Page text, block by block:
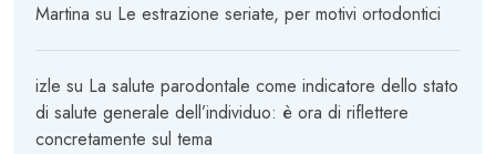
Martina su Le estrazione seriate, per motivi ortodontici
izle su La salute parodontale come indicatore dello stato
di salute generale dell’individuo: è ora di riflettere
concretamente sul tema